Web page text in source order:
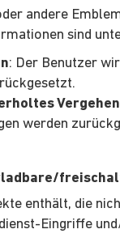
andere
sind
: Der Benutzer
Vergehen
werden
enthält, die
Eingriffe